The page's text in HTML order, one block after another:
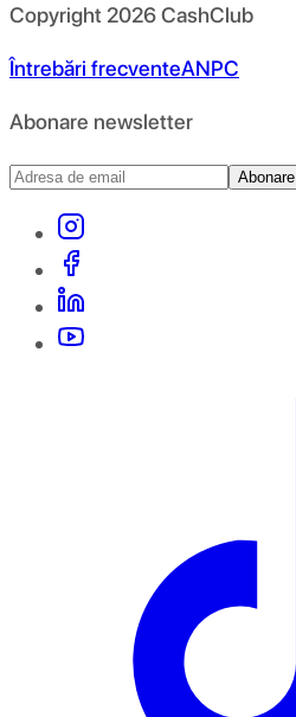
Copyright 2026CashClub
Întrebări frecventeANPC
Abonare newsletter
Abonare